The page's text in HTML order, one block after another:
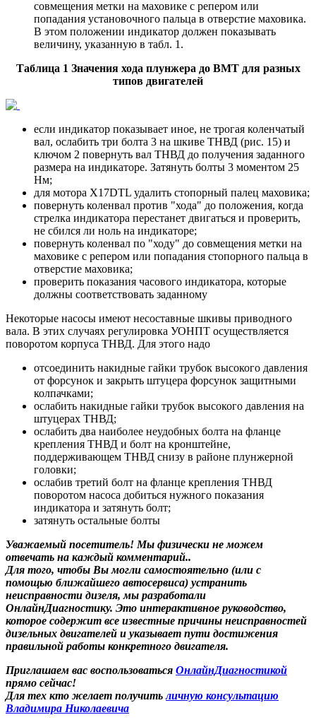
совмещения метки на маховике с репером или
попадания установочного пальца в отверстие маховика.
В этом положении индикатор должен показывать
величину, указанную в табл. 1.
Таблица 1 Значения хода плунжера до ВМТ для разных
типов двигателей
если индикатор показывает иное, не трогая коленчатый
вал, ослабить три болта 3 на шкиве ТНВД (рис. 15) и
ключом 2 повернуть вал ТНВД до получения заданного
размера на индикаторе. Затянуть болты 3 моментом 25
Нм;
для мотора X17DTL удалить стопорный палец маховика;
повернуть коленвал против "хода" до положения, когда
стрелка индикатора перестанет двигаться и проверить,
не сбился ли ноль на индикаторе;
повернуть коленвал по "ходу" до совмещения метки на
маховике с репером или попадания стопорного пальца в
отверстие маховика;
проверить показания часового индикатора, которые
должны соответствовать заданному
Некоторые насосы имеют несоставные шкивы приводного
вала. В этих случаях регулировка УОНПТ осуществляется
поворотом корпуса ТНВД. Для этого надо
отсоединить накидные гайки трубок высокого давления
от форсунок и закрыть штуцера форсунок защитными
колпачками;
ослабить накидные гайки трубок высокого давления на
штуцерах ТНВД;
ослабить два наиболее неудобных болта на фланце
крепления ТНВД и болт на кронштейне,
поддерживающем ТНВД снизу в районе плунжерной
головки;
ослабив третий болт на фланце крепления ТНВД
поворотом насоса добиться нужного показания
индикатора и затянуть болт;
затянуть остальные болты
Уважаемый посетитель! Мы физически не можем
отвечать на каждый комментарий..
Для того, чтобы Вы могли самостоятельно (или с
помощью ближайшего автосервиса) устранить
неисправности дизеля, мы разработали
ОнлайнДиагностику. Это интерактивное руководство,
которое содержит все известные причины неисправностей
дизельных двигателей и указывает пути достижения
правильной работы конкретного двигателя.
Приглашаем вас воспользоваться ОнлайнДиагностикой
прямо сейчас!
Для тех кто желает получитьличную консультацию
Владимира Николаевича